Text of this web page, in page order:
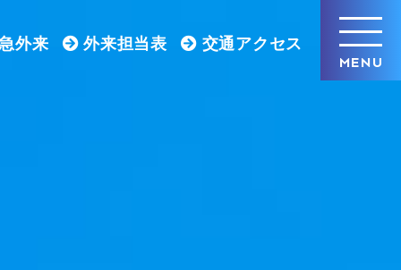
外来 外来担当表 交通アクセス
MENU